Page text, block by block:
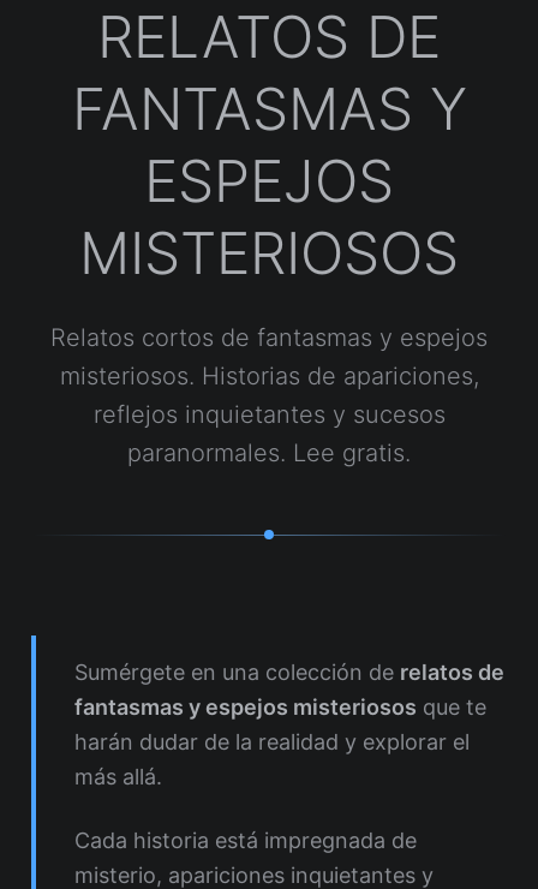
RELATOS DE
FANTASMAS Y
ESPEJOS
MISTERIOSOS
Relatos cortos de fantasmas y espejos
misteriosos. Historias de apariciones,
reflejos inquietantes y sucesos
paranormales. Lee gratis.
Sumérgete en una colección de relatos de
fantasmas y espejos misteriosos que te
harán dudar de la realidad y explorar el
más allá.
Cada historia está impregnada de
misterio, apariciones inquietantes y